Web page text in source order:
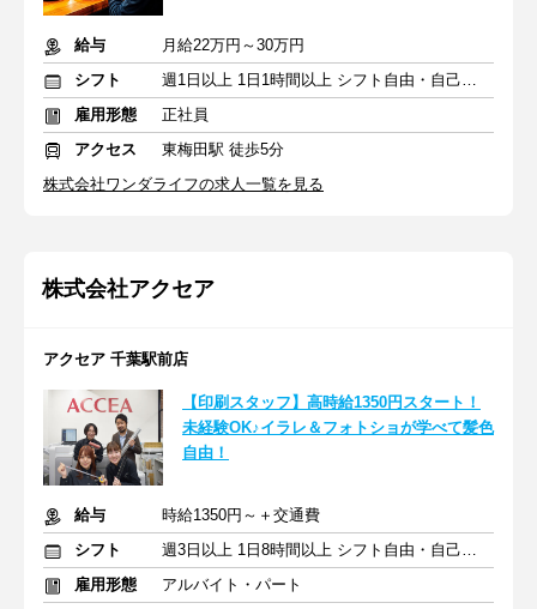
給与
月給22万円～30万円
シフト
週1日以上 1日1時間以上 シフト自由・自己申告
雇用形態
正社員
アクセス
東梅田駅 徒歩5分
株式会社ワンダライフの求人一覧を見る
株式会社アクセア
アクセア 千葉駅前店
【印刷スタッフ】高時給1350円スタート！
未経験OK♪イラレ＆フォトショが学べて髪色
自由！
給与
時給1350円～＋交通費
シフト
週3日以上 1日8時間以上 シフト自由・自己申告
雇用形態
アルバイト・パート